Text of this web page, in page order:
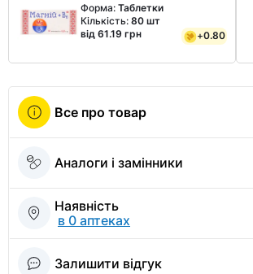
Форма: Таблетки
Кількість: 80 шт
від 61.19 грн
+0.80
Все про товар
Аналоги і замінники
Наявність
в 0 аптеках
Залишити відгук